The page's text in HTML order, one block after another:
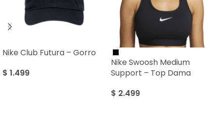
Nike Club Futura – Gorro
$ 1.499
Nike Swoosh Medium
Support – Top Dama
$ 2.499